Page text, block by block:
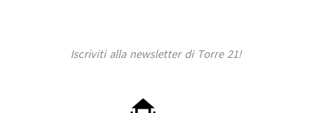
Iscriviti alla newsletter di Torre 21!